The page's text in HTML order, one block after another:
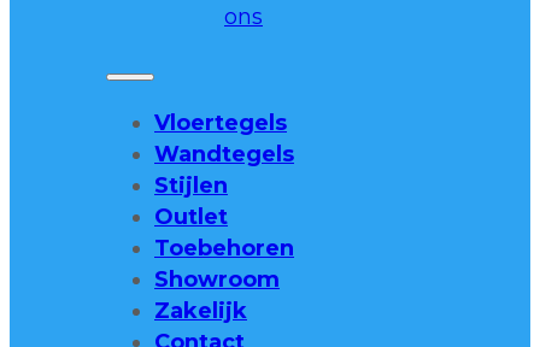
ons
Vloertegels
Wandtegels
Stijlen
Outlet
Toebehoren
Showroom
Zakelijk